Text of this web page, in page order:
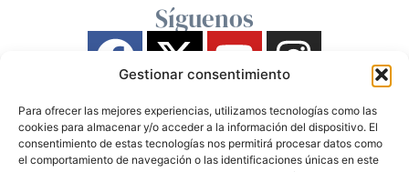
Gestionar consentimiento
Para ofrecer las mejores experiencias, utilizamos tecnologías como las
cookies para almacenar y/o acceder a la información del dispositivo. El
consentimiento de estas tecnologías nos permitirá procesar datos como
el comportamiento de navegación o las identificaciones únicas en este
Síguenos